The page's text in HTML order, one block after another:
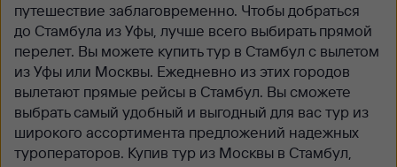
путешествие заблаговременно. Чтобы добраться
до Стамбула из Уфы, лучше всего выбирать прямой
перелет. Вы можете купить тур в Стамбул с вылетом
из Уфы или Москвы. Ежедневно из этих городов
вылетают прямые рейсы в Стамбул. Вы сможете
выбрать самый удобный и выгодный для вас тур из
широкого ассортимента предложений надежных
туроператоров. Купив тур из Москвы в Стамбул,